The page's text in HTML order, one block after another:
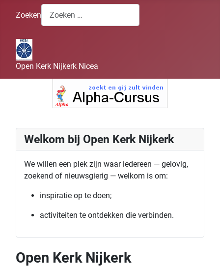
Zoeken
Open Kerk Nijkerk Nicea
Welkom bij Open Kerk Nijkerk
We willen een plek zijn waar iedereen — gelovig,
zoekend of nieuwsgierig — welkom is om:
inspiratie op te doen;
activiteiten te ontdekken die verbinden.
Open Kerk Nijkerk